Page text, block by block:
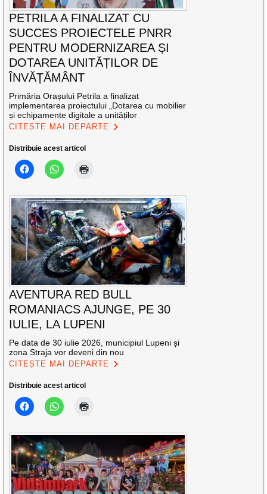
PETRILA A FINALIZAT CU
SUCCES PROIECTELE PNRR
PENTRU MODERNIZAREA ȘI
DOTAREA UNITĂȚILOR DE
ÎNVĂȚĂMÂNT
Primăria Orașului Petrila a finalizat
implementarea proiectului „Dotarea cu mobilier
și echipamente digitale a unităților
CITEȘTE MAI DEPARTE
Distribuie acest articol
AVENTURA RED BULL
ROMANIACS AJUNGE, PE 30
IULIE, LA LUPENI
Pe data de 30 iulie 2026, municipiul Lupeni și
zona Straja vor deveni din nou
CITEȘTE MAI DEPARTE
Distribuie acest articol